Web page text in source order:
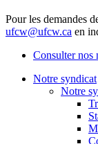
Pour les demandes
ufcw@ufcw.ca en
Consulter nos
Notre syndicat
Notre